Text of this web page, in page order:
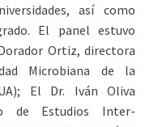
así como
El panel estuvo
Ortiz, directora
Microbiana de la
El Dr. Iván Oliva
de Estudios Inter-